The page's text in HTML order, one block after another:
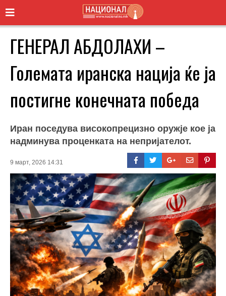
ГЕНЕРАЛ АБДОЛАХИ –
Големата иранска нација ќе ја
постигне конечната победа
Иран поседува високопрецизно оружје кое ја
надминува проценката на непријателот.
9 март, 2026 14:31